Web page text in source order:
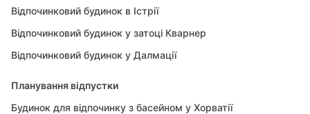
Відпочинковий будинок в Істрії
Відпочинковий будинок у затоці Кварнер
Відпочинковий будинок у Далмації
Планування відпустки
Будинок для відпочинку з басейном у Хорватії